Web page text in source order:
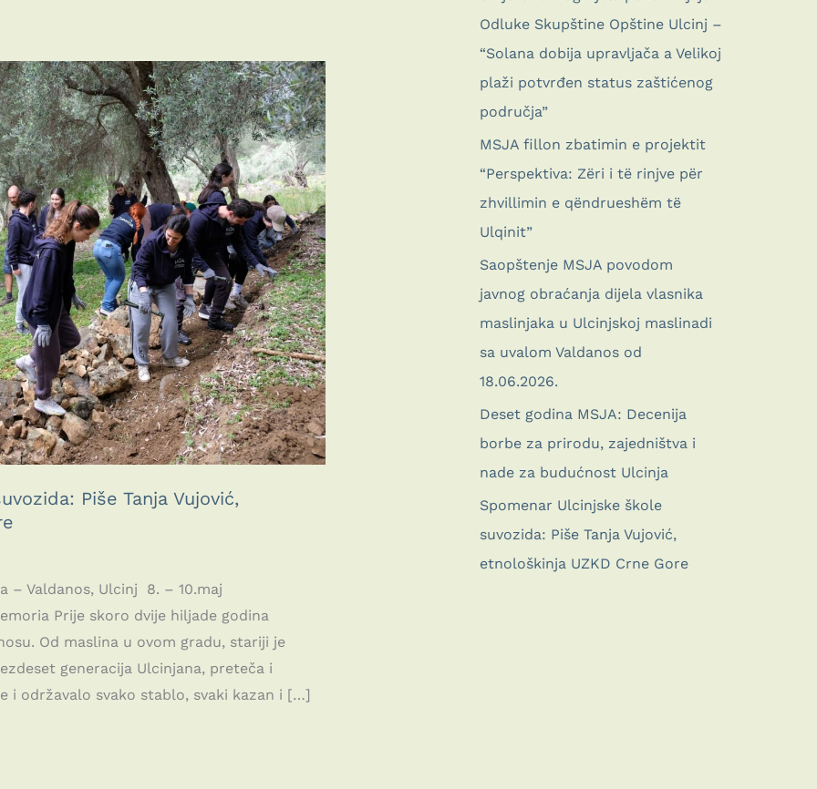
Piše Tanja Vujović,
– Valdanos, Ulcinj 8. – 10.maj
skoro dvije hiljade godina
Od maslina u ovom gradu, stariji je
generacija Ulcinjana, preteča i
i održavalo svako stablo, svaki kazan i […]
Odluke Skupštine Opštine Ulcinj –
“Solana dobija upravljača a Velikoj
plaži potvrđen status zaštićenog
područja”
MSJA fillon zbatimin e projektit
“Perspektiva: Zëri i të rinjve për
zhvillimin e qëndrueshëm të
Ulqinit”
Saopštenje MSJA povodom
javnog obraćanja dijela vlasnika
maslinjaka u Ulcinjskoj maslinadi
sa uvalom Valdanos od
18.06.2026.
Deset godina MSJA: Decenija
borbe za prirodu, zajedništva i
nade za budućnost Ulcinja
Spomenar Ulcinjske škole
suvozida: Piše Tanja Vujović,
etnološkinja UZKD Crne Gore